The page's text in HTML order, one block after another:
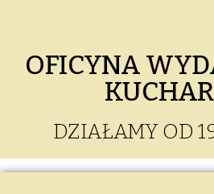
OFICYNA
DZIAŁAMY OD